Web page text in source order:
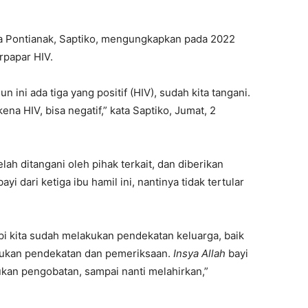
Pontianak, Saptiko, mengungkapkan pada 2022
HIV.
ini ada tiga yang positif (HIV), sudah kita tangani.
HIV, bisa negatif,” kata Saptiko, Jumat, 2
ditangani oleh pihak terkait, dan diberikan
dari ketiga ibu hamil ini, nantinya tidak tertular
kita sudah melakukan pendekatan keluarga, baik
pendekatan dan pemeriksaan. Insya Allah bayi
pengobatan, sampai nanti melahirkan,”